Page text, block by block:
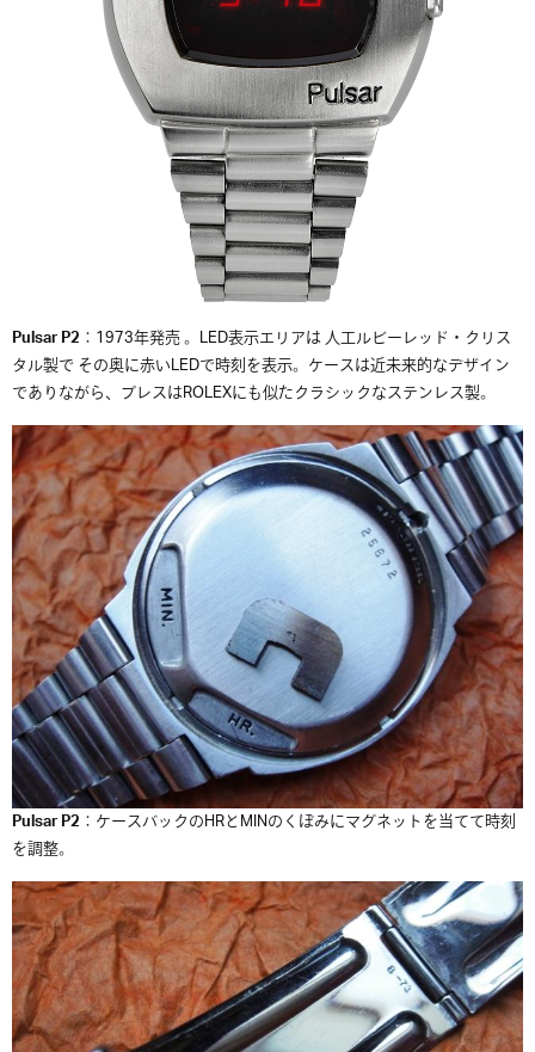
Pulsar P2 ：1973年発売 。LED表示エリアは 人工ルビーレッド・クリス
タル製で その奥に赤いLEDで時刻を表示。ケースは近未来的なデザイン
でありながら、ブレスはROLEXにも似たクラシックなステンレス製。
Pulsar P2 ：ケースバックのHRとMINのくぼみにマグネットを当てて時刻
を調整。